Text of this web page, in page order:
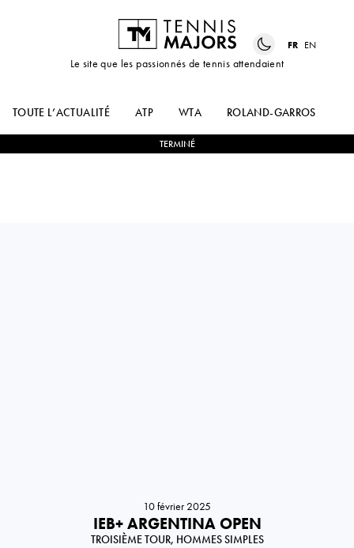
Le site que les passionnés de tennis attendaient
FR EN
TOUTE L’ACTUALITÉ ATP WTA ROLAND-GARROS
TERMINÉ
10 février 2025
IEB+ ARGENTINA OPEN
TROISIÈME TOUR, HOMMES SIMPLES